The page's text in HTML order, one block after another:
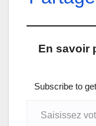
p
b
o
k
e
I
n
En savoir
Subscribe to